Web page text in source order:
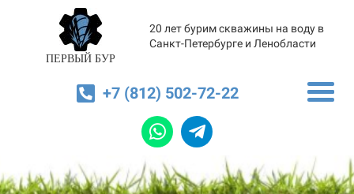
ПЕРВЫЙ БУР
20 лет бурим скважины на воду в
Санкт-Петербурге и Ленобласти
+7 (812) 502-72-22